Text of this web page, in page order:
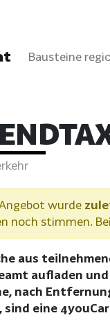
Bausteine
wurde
noch stimmen.
aus
aufladen
nach
sind eine